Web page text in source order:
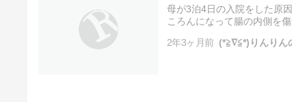
母が3泊4日の入院をした原
ころんになって腸の内側を
し…
2年3ヶ月前 (*≧∇≦*)りんりん